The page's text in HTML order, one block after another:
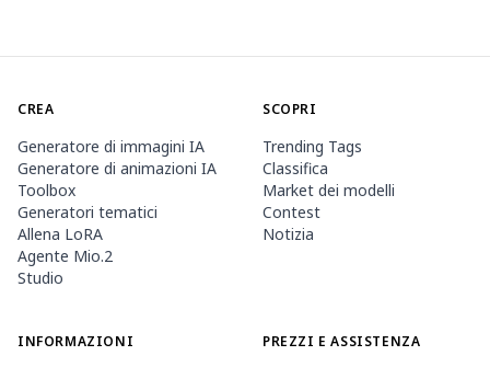
CREA
Generatore di immagini IA
Generatore di animazioni IA
Toolbox
Generatori tematici
Allena LoRA
Agente Mio.2
Studio
SCOPRI
Trending Tags
Classifica
Market dei modelli
Contest
Notizia
INFORMAZIONI PREZZI E ASSISTENZA